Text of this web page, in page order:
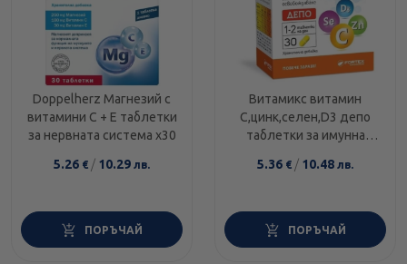
Doppelherz Магнезий с
витамини С + Е таблетки
за нервната система х30
5.26 € / 10.29 лв.
ПОРЪЧАЙ
Витамикс витамин
C,цинк,селен,D3 депо
таблетки за имунна
5.36 € / 10.48 лв.
ПОРЪЧАЙ